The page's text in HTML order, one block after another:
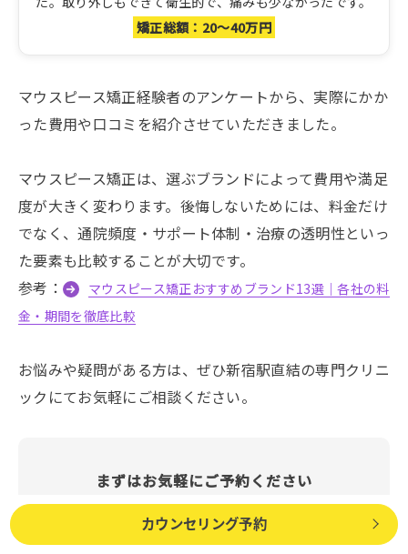
矯正総額：20～40万円
マウスピース矯正経験者のアンケートから、実際にかか
った費用や口コミを紹介させていただきました。
マウスピース矯正は、選ぶブランドによって費用や満足
度が大きく変わります。後悔しないためには、料金だけ
でなく、通院頻度・サポート体制・治療の透明性といっ
た要素も比較することが大切です。
参考：
マウスピース矯正おすすめブランド13選｜各社の料
金・期間を徹底比較
お悩みや疑問がある方は、ぜひ新宿駅直結の専門クリニ
ックにてお気軽にご相談ください。
まずはお気軽にご予約ください
新宿駅直結の専門クリニック
カウンセリング予約